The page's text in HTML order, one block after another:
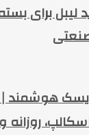
لیبل برای
هوشمند